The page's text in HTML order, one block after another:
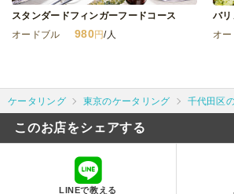
スタンダードフィンガーフードコース
オードブル
980円/人
バリ
オ
ケータリング 東京のケータリング 千代田区
このお店をシェアする
LINEで教える